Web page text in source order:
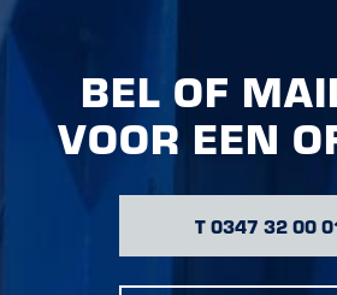
BEL OF
VOOR EEN
T 0347 32 00